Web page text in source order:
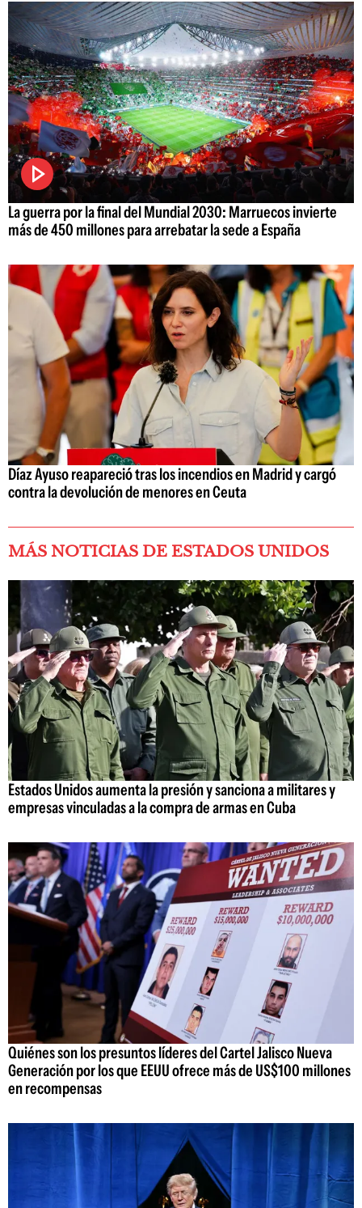
La guerra por la final del Mundial 2030: Marruecos invierte
más de 450 millones para arrebatar la sede a España
Díaz Ayuso reapareció tras los incendios en Madrid y cargó
contra la devolución de menores en Ceuta
MÁS NOTICIAS DE ESTADOS UNIDOS
Estados Unidos aumenta la presión y sanciona a militares y
empresas vinculadas a la compra de armas en Cuba
Quiénes son los presuntos líderes del Cartel Jalisco Nueva
Generación por los que EEUU ofrece más de US$100 millones
en recompensas